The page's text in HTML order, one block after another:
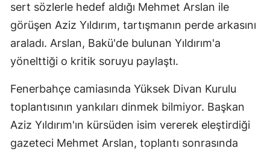
sert sözlerle hedef aldığı Mehmet Arslan ile
görüşen Aziz Yıldırım, tartışmanın perde arkasını
araladı. Arslan, Bakü'de bulunan Yıldırım'a
yönelttiği o kritik soruyu paylaştı.
Fenerbahçe camiasında Yüksek Divan Kurulu
toplantısının yankıları dinmek bilmiyor. Başkan
Aziz Yıldırım'ın kürsüden isim vererek eleştirdiği
gazeteci Mehmet Arslan, toplantı sonrasında